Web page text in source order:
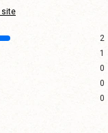
site
2
1
0
0
0